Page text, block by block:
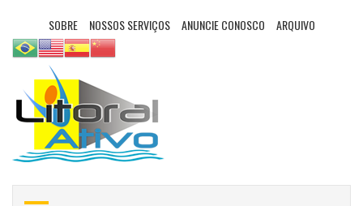
SOBRE NOSSOS SERVIÇOS ANUNCIE CONOSCO ARQUIVO